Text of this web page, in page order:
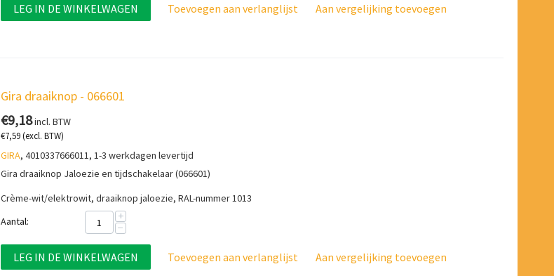
LEG IN DE WINKELWAGEN Toevoegen aan verlanglijst Aan vergelijking toevoegen
Gira draaiknop - 066601
€9,18incl. BTW
€7,59(excl. BTW)
GIRA, 4010337666011, 1-3 werkdagen levertijd
Gira draaiknop Jaloezie en tijdschakelaar (066601)
Crème-wit/elektrowit,draaiknop jaloezie, RAL-nummer 1013
Aantal:
+
−
LEG IN DE WINKELWAGEN Toevoegen aan verlanglijst Aan vergelijking toevoegen